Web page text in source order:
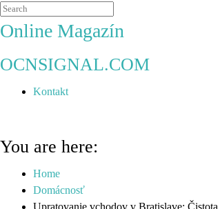
Online Magazín
OCNSIGNAL.COM
Kontakt
You are here:
Home
Domácnosť
Upratovanie vchodov v Bratislave: